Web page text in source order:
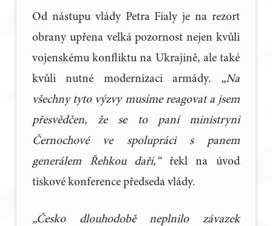
Od nástupu vlády Petra Fialy je na rezort
obrany upřena velká pozornost nejen kvůli
vojenskému konfliktu na Ukrajině, ale také
kvůli nutné modernizaci armády. „Na
všechny tyto výzvy musíme reagovat a jsem
přesvědčen, že se to paní ministryni
Černochové ve spolupráci s panem
generálem Řehkou daří,“řekl na úvod
tiskové konference předseda vlády.
„Česko dlouhodobě neplnilo závazek